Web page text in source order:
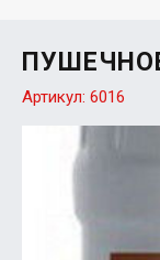
Артикул: 6016